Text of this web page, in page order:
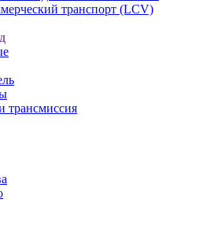
транспорт (LCV)
трансмиссия